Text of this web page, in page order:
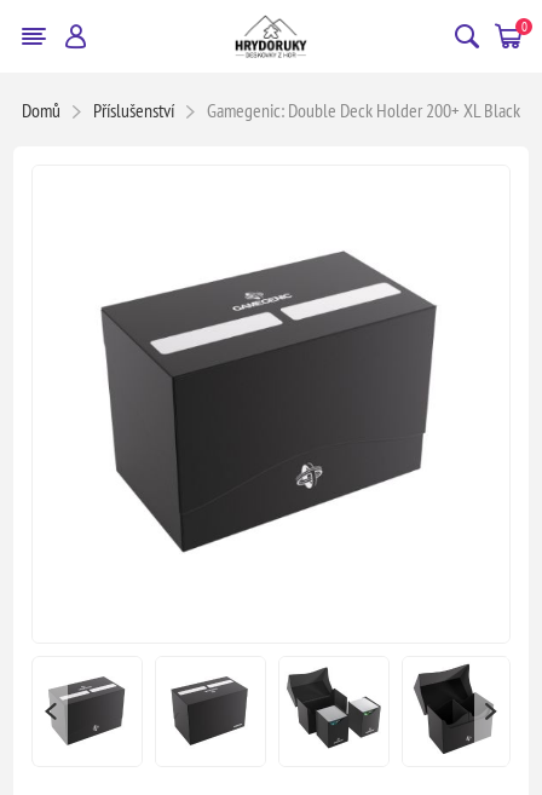
0
Domů Příslušenství Gamegenic: Double Deck Holder 200+ XL Black